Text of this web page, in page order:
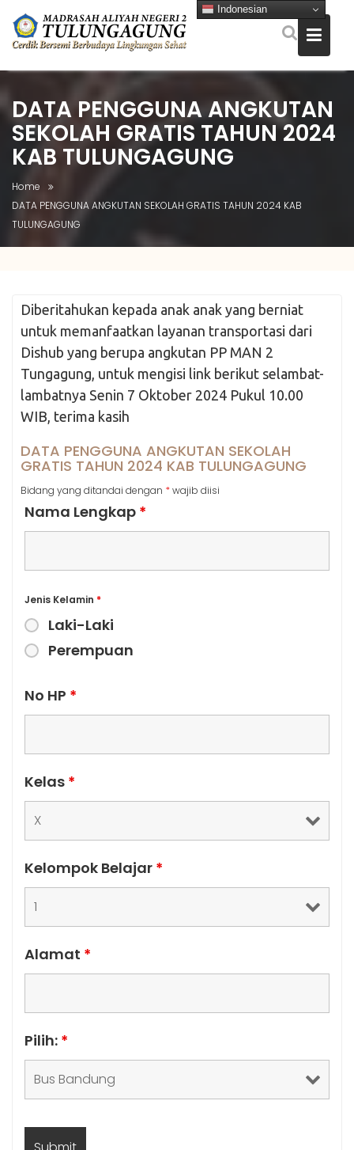
content
DATA PENGGUNA ANGKUTAN
SEKOLAH GRATIS TAHUN 2024
KAB TULUNGAGUNG
Home
DATA PENGGUNA ANGKUTAN SEKOLAH GRATIS TAHUN 2024 KAB
TULUNGAGUNG
Diberitahukan kepada anak anak yang berniat
untuk memanfaatkan layanan transportasi dari
Dishub yang berupa angkutan PP MAN 2
Tungagung, untuk mengisi link berikut selambat-
lambatnya Senin 7 Oktober 2024 Pukul 10.00
WIB, terima kasih
DATA PENGGUNA ANGKUTAN SEKOLAH
GRATIS TAHUN 2024 KAB TULUNGAGUNG
Bidang yang ditandai dengan *wajib diisi
Nama Lengkap *
Jenis Kelamin *
Laki-Laki
Perempuan
No HP *
Kelas *
Kelompok Belajar *
Alamat *
Pilih: *
Indonesian